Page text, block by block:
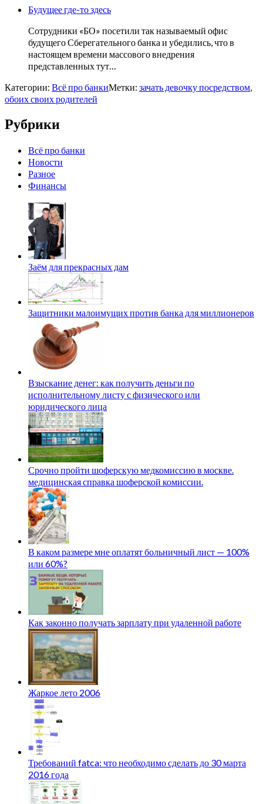
Будущее где-то здесь
Сотрудники «БО» посетили так называемый офис
будущего Сберегательного банка и убедились, что в
настоящем времени массового внедрения
представленных тут…
Категории: Всё про банкиМетки: зачать девочку посредством
обоих своих родителей
Рубрики
Всё про банки
Новости
Разное
Финансы
Заём для прекрасных дам
Защитники малоимущих против банка для миллионеров
Взыскание денег: как получить деньги по
исполнительному листу с физического или
юридического лица
Срочно пройти шоферскую медкомиссию в москве.
медицинская справка шоферской комиссии.
В каком размере мне оплатят больничный лист — 100%
или 60%?
Как законно получать зарплату при удаленной работе
Жаркое лето 2006
Требований fatca: что необходимо сделать до 30 марта
2016 года